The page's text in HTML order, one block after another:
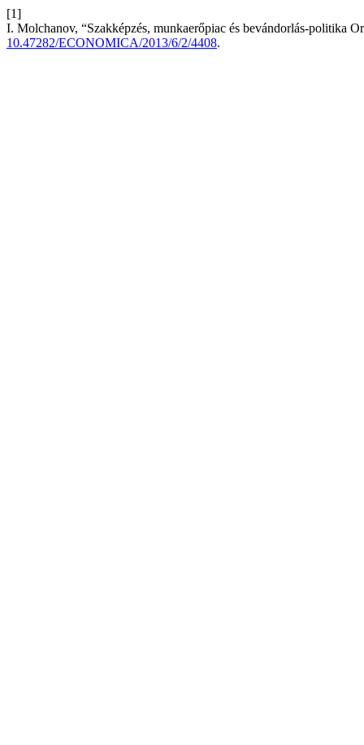
[1]
I. Molchanov, “Szakképzés, munkaerőpiac és bevándorlás-politika
10.47282/ECONOMICA/2013/6/2/4408.